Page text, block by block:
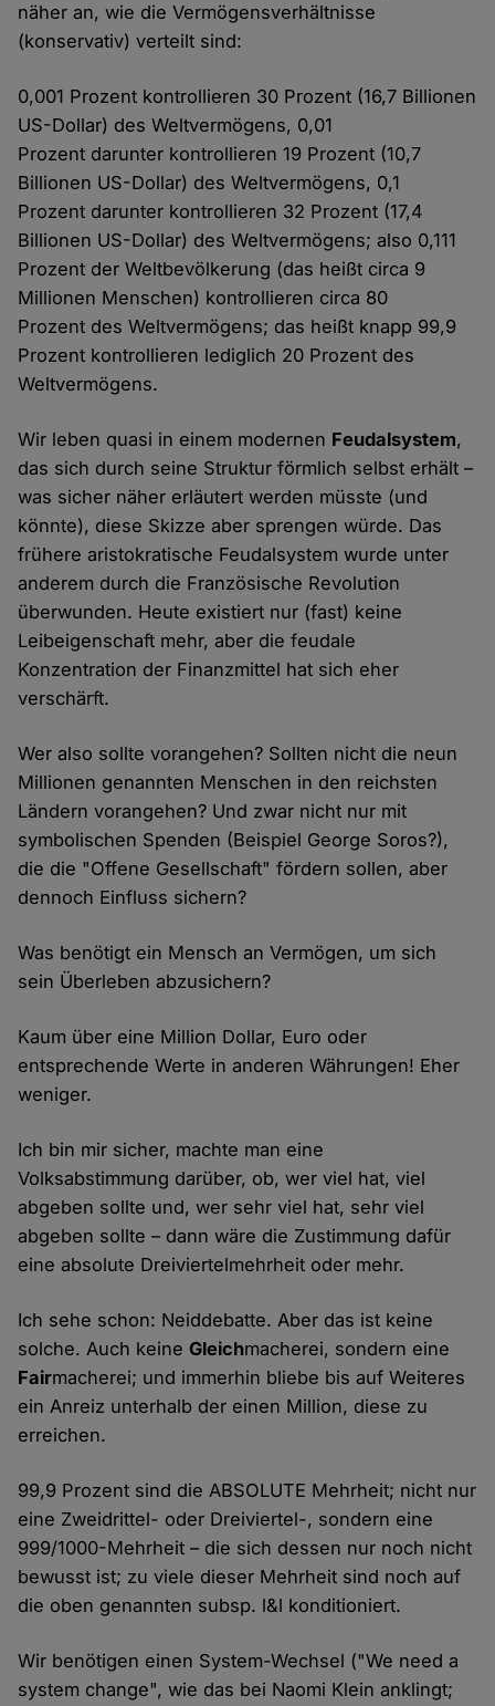
näher an, wie die Vermögensverhältnisse
(konservativ) verteilt sind:
0,001 Prozent kontrollieren 30 Prozent (16,7 Billionen
US-Dollar) des Weltvermögens, 0,01
Prozent darunter kontrollieren 19 Prozent (10,7
Billionen US-Dollar) des Weltvermögens, 0,1
Prozent darunter kontrollieren 32 Prozent (17,4
Billionen US-Dollar) des Weltvermögens; also 0,111
Prozent der Weltbevölkerung (das heißt circa 9
Millionen Menschen) kontrollieren circa 80
Prozent des Weltvermögens; das heißt knapp 99,9
Prozent kontrollieren lediglich 20 Prozent des
Weltvermögens.
Wir leben quasi in einem modernen Feudalsystem,
das sich durch seine Struktur förmlich selbst erhält –
was sicher näher erläutert werden müsste (und
könnte), diese Skizze aber sprengen würde. Das
frühere aristokratische Feudalsystem wurde unter
anderem durch die Französische Revolution
überwunden. Heute existiert nur (fast) keine
Leibeigenschaft mehr, aber die feudale
Konzentration der Finanzmittel hat sich eher
verschärft.
Wer also sollte vorangehen? Sollten nicht die neun
Millionen genannten Menschen in den reichsten
Ländern vorangehen? Und zwar nicht nur mit
symbolischen Spenden (Beispiel George Soros?),
die die "Offene Gesellschaft" fördern sollen, aber
dennoch Einfluss sichern?
Was benötigt ein Mensch an Vermögen, um sich
sein Überleben abzusichern?
Kaum über eine Million Dollar, Euro oder
entsprechende Werte in anderen Währungen! Eher
weniger.
Ich bin mir sicher, machte man eine
Volksabstimmung darüber, ob, wer viel hat, viel
abgeben sollte und, wer sehr viel hat, sehr viel
abgeben sollte – dann wäre die Zustimmung dafür
eine absolute Dreiviertelmehrheit oder mehr.
Ich sehe schon: Neiddebatte. Aber das ist keine
solche. Auch keineGleichmacherei, sondern eine
Fairmacherei; und immerhin bliebe bis auf Weiteres
ein Anreiz unterhalb der einen Million, diese zu
erreichen.
99,9 Prozent sind die ABSOLUTE Mehrheit; nicht nur
eine Zweidrittel- oder Dreiviertel-, sondern eine
999/1000-Mehrheit – die sich dessen nur noch nicht
bewusst ist; zu viele dieser Mehrheit sind noch auf
die oben genannten subsp. l&l konditioniert.
Wir benötigen einen System-Wechsel ("We need a
system change", wie das bei Naomi Klein anklingt;